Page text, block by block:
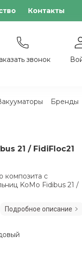
Контакты
звонок
Бренды
21 / FidiFloc21
композита с
KoMo Fidibus 21 /
Подробное описание